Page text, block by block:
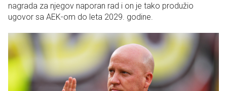
nagrada za njegov naporan rad i on je tako produžio
ugovor sa AEK-om do leta 2029. godine.